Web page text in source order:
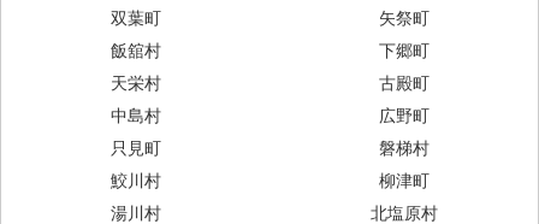
双葉町
矢祭町
飯舘村
下郷町
天栄村
古殿町
中島村
広野町
只見町
磐梯村
鮫川村
柳津町
湯川村
北塩原村